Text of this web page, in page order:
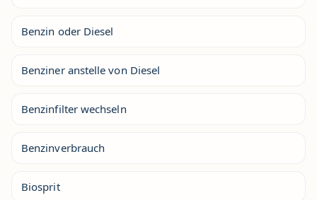
Benzin oder Diesel
Benziner anstelle von Diesel
Benzinfilter wechseln
Benzinverbrauch
Biosprit